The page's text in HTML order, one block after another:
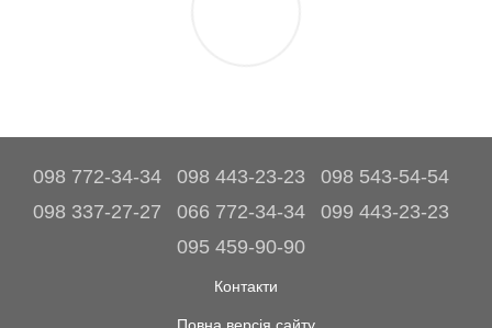
098 772-34-34 098 443-23-23
098 543-54-54
098 337-27-27
066 772-34-34
099 443-23-23
095 459-90-90
Контакти